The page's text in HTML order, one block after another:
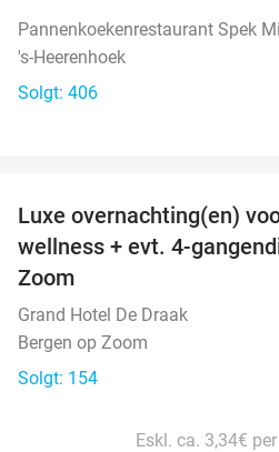
Pannenkoekenrestaurant Spek
's-Heerenhoek
Solgt: 406
Luxe overnachting(en)
wellness + evt. 4-
Zoom
Grand Hotel De Draak
Bergen op Zoom
Solgt: 154
Eskl. ca. 3,34€